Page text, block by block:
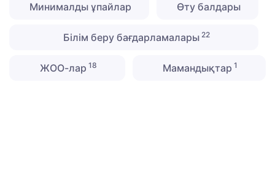
Минималды ұпайлар Өту балдары
Білім беру бағдарламалары22
ЖОО-лар 18 Мамандықтар 1